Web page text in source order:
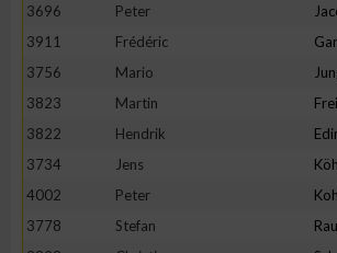
3696
Peter
3911
Frédéric
3756
Mario
3823
Martin
3822
Hendrik
3734
Jens
4002
Peter
3778
Stefan